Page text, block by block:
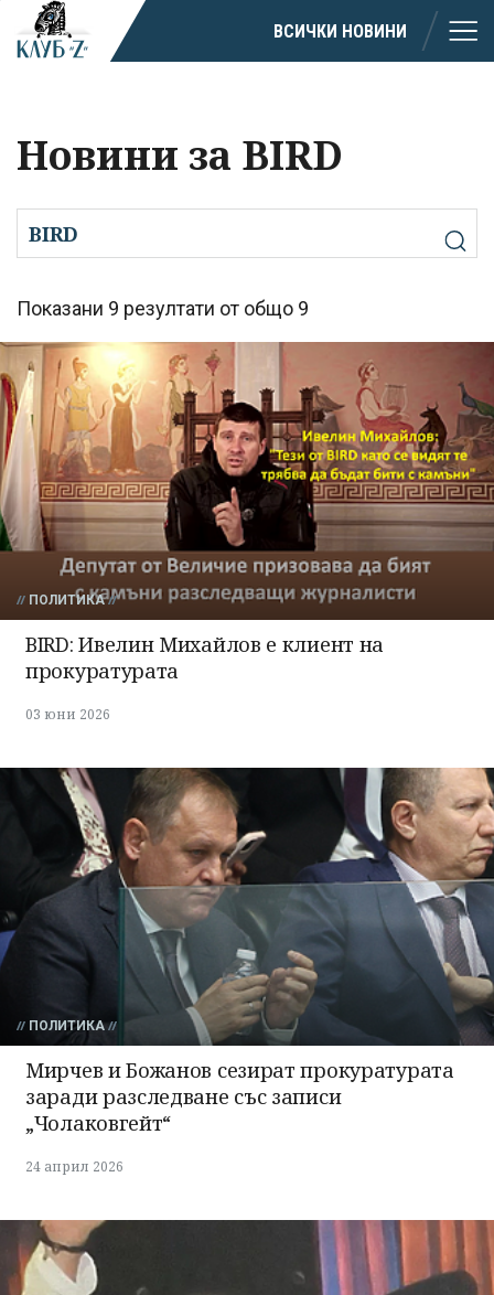
ВСИЧКИ НОВИНИ
Новини за BIRD
Показани 9 резултати от общо 9
ПОЛИТИКА
BIRD: Ивелин Михайлов е клиент на
прокуратурата
03 юни 2026
ПОЛИТИКА
Мирчев и Божанов сезират прокуратурата
заради разследване със записи
„Чолаковгейт“
24 април 2026